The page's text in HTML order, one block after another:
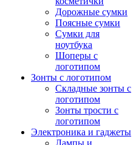
Дорожные сумки
Поясные сумки
Сумки для
ноутбука
Шоперы с
логотипом
Зонты с логотипом
Складные зонты с
логотипом
Зонты трости с
логотипом
Электроника и гаджеты
Лампы и